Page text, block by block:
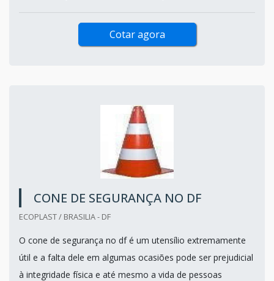
Cotar agora
CONE DE SEGURANÇA NO DF
ECOPLAST / BRASILIA - DF
O cone de segurança no df é um utensílio extremamente
útil e a falta dele em algumas ocasiões pode ser prejudicial
à integridade física e até mesmo a vida de pessoas